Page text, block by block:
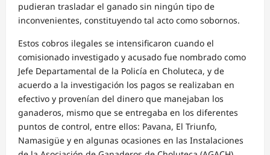
pudieran trasladar el ganado sin ningún tipo de
inconvenientes, constituyendo tal acto como sobornos.
Estos cobros ilegales se intensificaron cuando el
comisionado investigado y acusado fue nombrado como
Jefe Departamental de la Policía en Choluteca, y de
acuerdo a la investigación los pagos se realizaban en
efectivo y provenían del dinero que manejaban los
ganaderos, mismo que se entregaba en los diferentes
puntos de control, entre ellos: Pavana, El Triunfo,
Namasigüe y en algunas ocasiones en las Instalaciones